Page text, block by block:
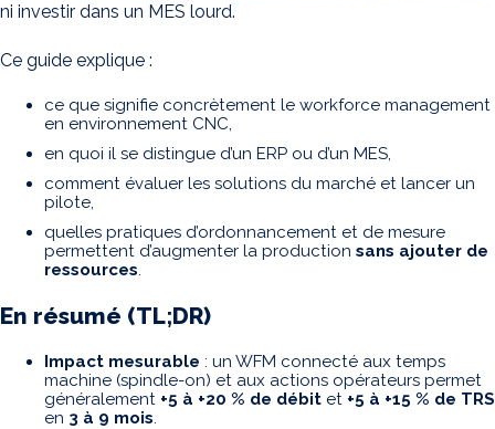
ni investir dans un MES lourd.
Ce guide explique :
ce que signifie concrètement le workforce management
en environnement CNC,
en quoi il se distingue d’un ERP ou d’un MES,
comment évaluer les solutions du marché et lancer un
pilote,
quelles pratiques d’ordonnancement et de mesure
permettent d’augmenter la production sans ajouter de
ressources.
En résumé (TL;DR)
Impact mesurable : un WFM connecté aux temps
machine (spindle-on) et aux actions opérateurs permet
généralement +5 à +20 % de débit et +5 à +15 % de TRS
en 3 à 9 mois.